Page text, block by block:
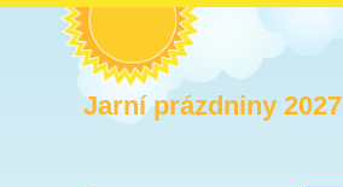
Jarní prázdniny 2027